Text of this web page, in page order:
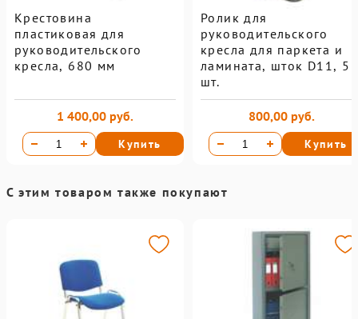
Крестовина
пластиковая для
руководительского
кресла, 680 мм
1 400,00 руб.
Купить
Ролик для
руководительского
кресла для паркета и
ламината, шток D11, 5
шт.
800,00 руб.
Купить
С этим товаром также покупают